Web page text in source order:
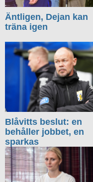
Äntligen, Dejan kan
träna igen
Blåvitts beslut: en
behåller jobbet, en
sparkas